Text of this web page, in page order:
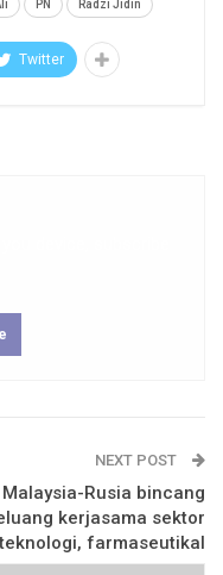
PN Radzi Jidin
Twitter
NEXT POST
Malaysia-Rusia bincang
kerjasama sektor
teknologi, farmaseutikal